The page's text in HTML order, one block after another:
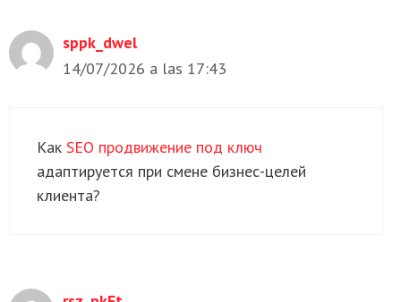
sppk_dwel
14/07/2026 a las 17:43
Как SEO продвижение под ключ
адаптируется при смене бизнес-целей
клиента?